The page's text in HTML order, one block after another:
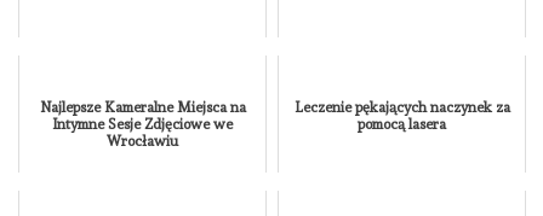
Najlepsze Kameralne Miejsca na
Intymne Sesje Zdjęciowe we
Wrocławiu
Leczenie pękających naczynek za
pomocą lasera